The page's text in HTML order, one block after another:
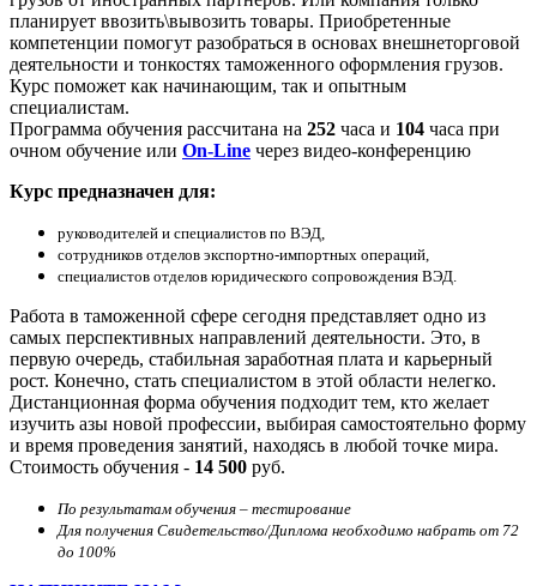
планирует ввозить\вывозить товары. Приобретенные
компетенции помогут разобраться в основах внешнеторговой
деятельности и тонкостях таможенного оформления грузов.
Курс поможет как начинающим, так и опытным
специалистам.
Программа обучения рассчитана на 252 часа и 104 часа при
очном обучение или On-Line через видео-конференцию
Курс предназначен для:
руководителей и специалистов по ВЭД,
сотрудников отделов экспортно-импортных операций,
специалистов отделов юридического сопровождения ВЭД.
Работа в таможенной сфере сегодня представляет одно из
самых перспективных направлений деятельности. Это, в
первую очередь, стабильная заработная плата и карьерный
рост. Конечно, стать специалистом в этой области нелегко.
Дистанционная форма обучения подходит тем, кто желает
изучить азы новой профессии, выбирая самостоятельно форму
и время проведения занятий, находясь в любой точке мира.
Стоимость обучения - 14 500 руб.
По результатам обучения – тестирование
Для получения Свидетельство/Диплома необходимо набрать от 72
до 100%